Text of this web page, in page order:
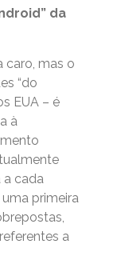
da
caro, mas o
“do
EUA – é
à
cada
primeira
a